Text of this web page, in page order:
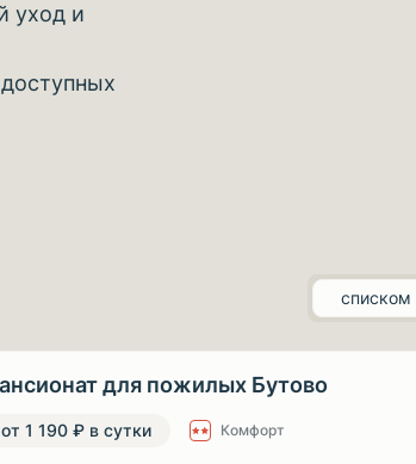
уход и
списком
для пожилых Бутово
от 1 190 ₽ в сутки
Комфорт